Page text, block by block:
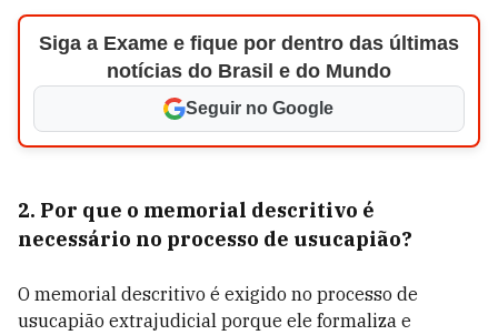
Siga a Exame e fique por dentro das últimas
notícias do Brasil e do Mundo
Seguir no Google
2. Por que o memorial descritivo é
necessário no processo de usucapião?
O memorial descritivo é exigido no processo de
usucapião extrajudicial porque ele formaliza e